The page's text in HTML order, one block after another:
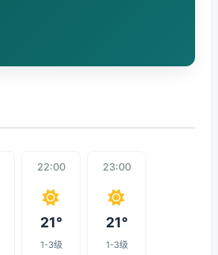
22:00
21°
1-3级
23:00
21°
1-3级